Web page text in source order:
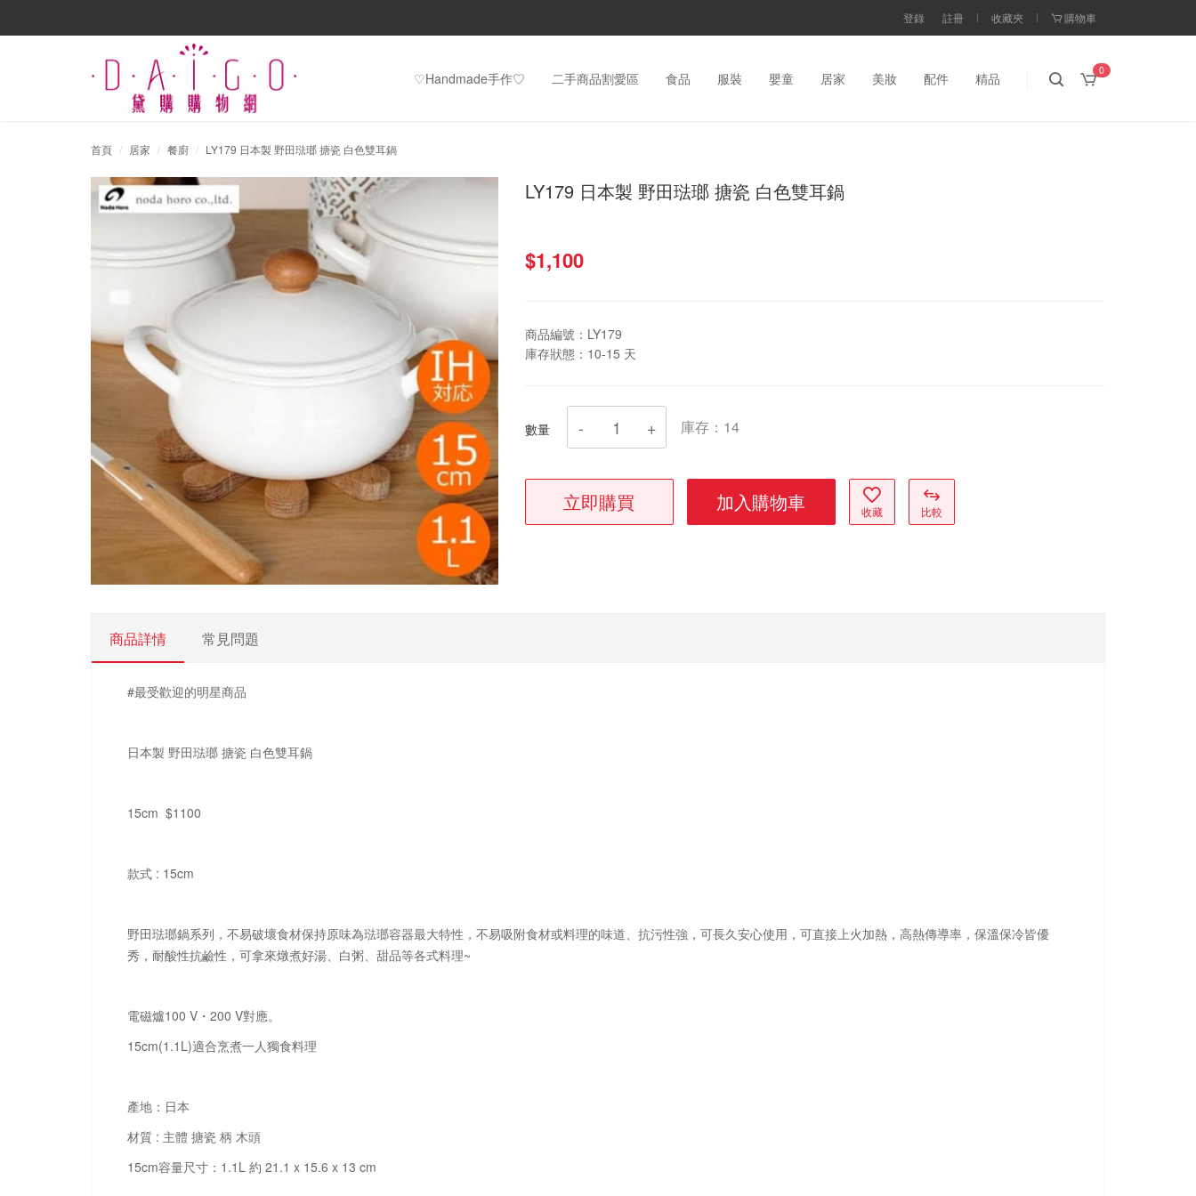
登錄 註冊 收藏夾 購物車
0
♡Handmade手作♡ 二手商品割愛區 食品 服裝 嬰童 居家 美妝 配件 精品
首頁 居家 餐廚 LY179 日本製 野田琺瑯 搪瓷 白色雙耳鍋
LY179 日本製 野田琺瑯 搪瓷 白色雙耳鍋
$1,100
商品編號： LY179
庫存狀態： 10-15 天
數量 庫存： 14
立即購買 加入購物車 收藏 比較
商品詳情 常見問題
#最受歡迎的明星商品
日本製 野田琺瑯 搪瓷 白色雙耳鍋
15cm $1100
款式 : 15cm
野田琺瑯鍋系列，不易破壞食材保持原味為琺瑯容器最大特性，不易吸附食材或料理的味道、抗污性強，可長久安心使用，可直接上火加熱，高熱傳導率，保溫保冷皆優
秀，耐酸性抗鹼性，可拿來燉煮好湯、白粥、甜品等各式料理~
電磁爐100 V・200 V對應。
15cm(1.1L)適合烹煮一人獨食料理
產地：日本
材質 : 主體 搪瓷 柄 木頭
15cm容量尺寸：1.1L 約 21.1 x 15.6 x 13 cm